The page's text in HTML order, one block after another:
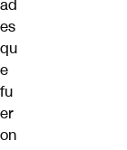
ad
es
qu
e
fu
er
on